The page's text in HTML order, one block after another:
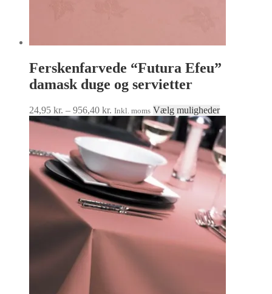
Ferskenfarvede “Futura Efeu”
damask duge og servietter
24,95 kr. – 956,40 kr. Prisinterval:
24,95 kr.
til
956,40 kr.
Inkl. moms Vælg mulighederDette
har
flere
varianter.
Mulighederne
kan
varesiden